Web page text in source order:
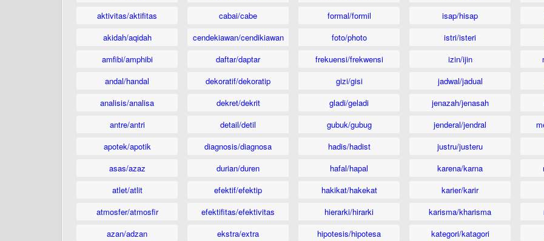
aktivitas/aktifitas
akidah/aqidah
amfibi/amphibi
andal/handal
analisis/analisa
antre/antri
apotek/apotik
asas/azaz
atlet/atlit
atmosfer/atmosfir
azan/adzan
cabai/cabe
cendekiawan/cendikiawan
daftar/daptar
dekoratif/dekoratip
dekret/dekrit
detail/detil
diagnosis/diagnosa
durian/duren
efektif/efektip
efektifitas/efektivitas
ekstra/extra
formal/formil
foto/photo
frekuensi/frekwensi
gizi/gisi
gladi/geladi
gubuk/gubug
hadis/hadist
hafal/hapal
hakikat/hakekat
hierarki/hirarki
hipotesis/hipotesa
isap/hisap
istri/isteri
izin/ijin
jadwal/jadual
jenazah/jenasah
jenderal/jendral
justru/justeru
karena/karna
karier/karir
karisma/kharisma
kategori/katagori